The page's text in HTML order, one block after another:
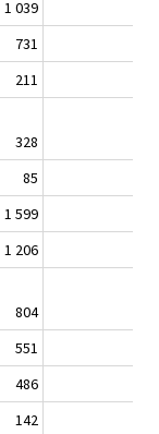
1 039
731
211
328
85
1 599
1 206
804
551
486
142